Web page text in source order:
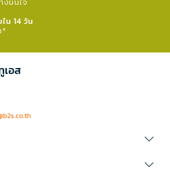
น 14 วัน
*
อส